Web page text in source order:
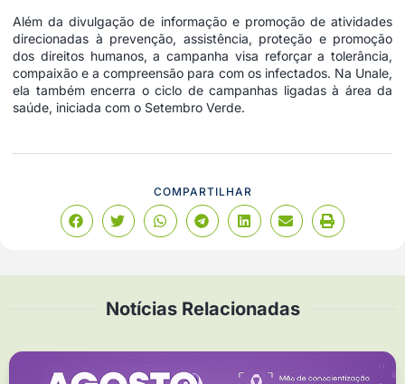
Além da divulgação de informação e promoção de atividades
direcionadas à prevenção, assistência, proteção e promoção
dos direitos humanos, a campanha visa reforçar a tolerância,
compaixão e a compreensão para com os infectados. Na Unale,
ela também encerra o ciclo de campanhas ligadas à área da
saúde, iniciada com o Setembro Verde.
COMPARTILHAR
Notícias Relacionadas